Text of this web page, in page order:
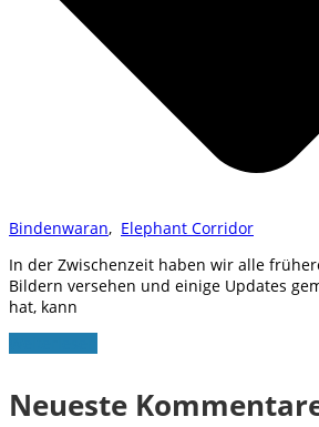
Bindenwaran, Elephant Corridor
In der Zwischenzeit haben wir alle
Bildern versehen und einige Updates
hat, kann
Neueste